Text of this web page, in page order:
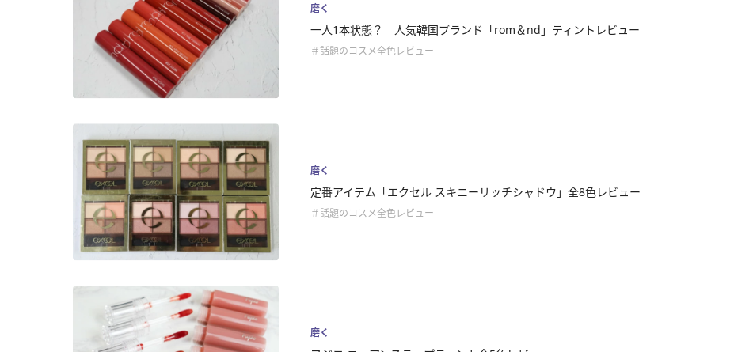
磨く
一人1本状態？ 人気韓国ブランド「rom＆nd」ティントレビュー
＃話題のコスメ全色レビュー
磨く
定番アイテム「エクセル スキニーリッチシャドウ」全8色レビュー
＃話題のコスメ全色レビュー
磨く